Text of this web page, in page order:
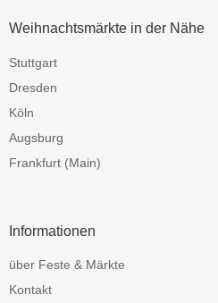
Weihnachtsmärkte in der Nähe
Stuttgart
Dresden
Köln
Augsburg
Frankfurt (Main)
Informationen
über Feste & Märkte
Kontakt